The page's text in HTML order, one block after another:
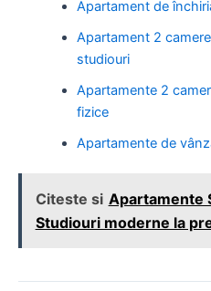
Apartament de
Apartament 2
studiouri
Apartamente 2
fizice
Apartamente de
Citeste si Apartamente
Studiouri moderne la